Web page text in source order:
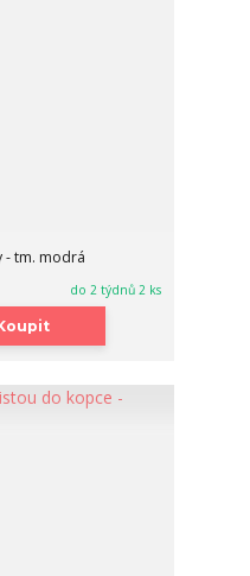
- tm. modrá
do 2 týdnů 2 ks